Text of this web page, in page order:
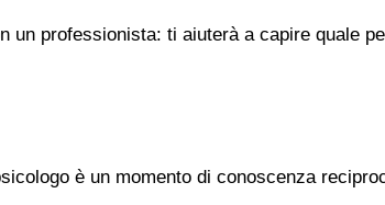
un professionista: ti aiuterà a capire quale
è un momento di conoscenza